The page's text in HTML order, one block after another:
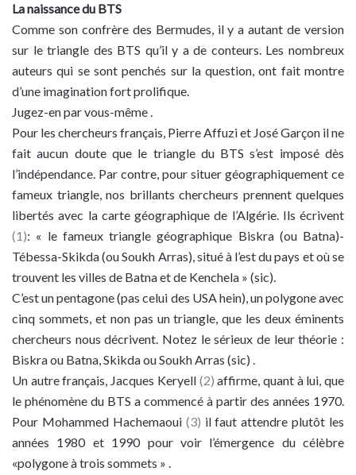
La naissance du BTS
Comme son confrère des Bermudes, il y a autant de version
sur le triangle des BTS qu’il y a de conteurs. Les nombreux
auteurs qui se sont penchés sur la question, ont fait montre
d’une imagination fort prolifique.
Jugez-en par vous-même .
Pour les chercheurs français, Pierre Affuzi et José Garçon il ne
fait aucun doute que le triangle du BTS s’est imposé dès
l’indépendance. Par contre, pour situer géographiquement ce
fameux triangle, nos brillants chercheurs prennent quelques
libertés avec la carte géographique de l’Algérie. Ils écrivent
(1): « le fameux triangle géographique Biskra (ou Batna)-
Tébessa-Skikda (ou Soukh Arras), situé à l’est du pays et où se
trouvent les villes de Batna et de Kenchela » (sic).
C’est un pentagone (pas celui des USA hein), un polygone avec
cinq sommets, et non pas un triangle, que les deux éminents
chercheurs nous décrivent. Notez le sérieux de leur théorie :
Biskra ou Batna, Skikda ou Soukh Arras (sic) .
Un autre français, Jacques Keryell (2) affirme, quant à lui, que
le phénomène du BTS a commencé à partir des années 1970.
Pour Mohammed Hachemaoui (3) il faut attendre plutôt les
années 1980 et 1990 pour voir l’émergence du célèbre
«polygone à trois sommets » .